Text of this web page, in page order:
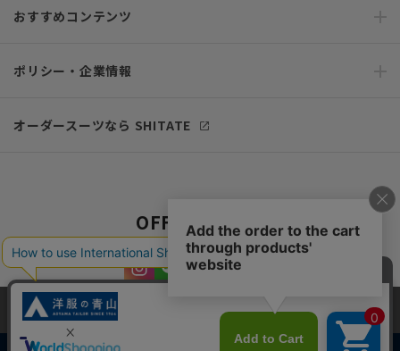
おすすめコンテンツ
ポリシー・企業情報
オーダースーツなら SHITATE
OFFICIAL SNS
当サイトでは、快適な閲覧体験とコンテンツ改善のためにCookieを使用